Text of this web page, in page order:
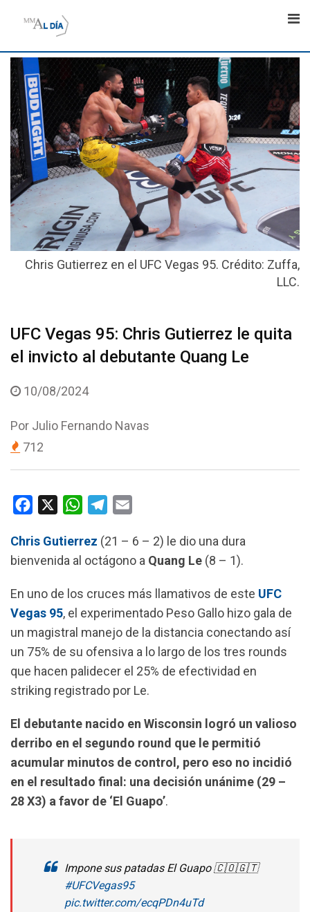
Chris Gutierrez en el UFC Vegas 95. Crédito: Zuffa,
LLC.
UFC Vegas 95: Chris Gutierrez le quita
el invicto al debutante Quang Le
10/08/2024
Por Julio Fernando Navas
712
c
e
o
o
k
W
a
t
A
p
p
l
e
r
a
m
a
i
Chris Gutierrez (21 – 6 – 2) le dio una dura
bienvenida al octágono a Quang Le (8 – 1).
En uno de los cruces más llamativos de este UFC
Vegas 95, el experimentado Peso Gallo hizo gala de
un magistral manejo de la distancia conectando así
un 75% de su ofensiva a lo largo de los tres rounds
que hacen palidecer el 25% de efectividad en
striking registrado por Le.
El debutante nacido en Wisconsin logró un valioso
derribo en el segundo round que le permitió
acumular minutos de control, pero eso no incidió
en el resultado final: una decisión unánime (29 –
28 X3) a favor de ‘El Guapo’.
Impone sus patadas El Guapo 🇨🇴🇬🇹
#UFCVegas95
pic.twitter.com/ecqPDn4uTd